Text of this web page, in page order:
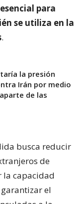
para
se utiliza en la
.
la presión
Irán por medio
de las
busca reducir
de
la capacidad
el